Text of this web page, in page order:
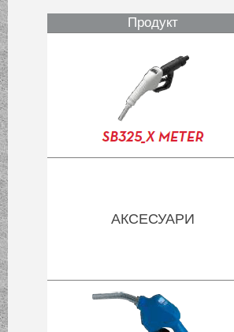
Продукт
АКСЕСУАРИ